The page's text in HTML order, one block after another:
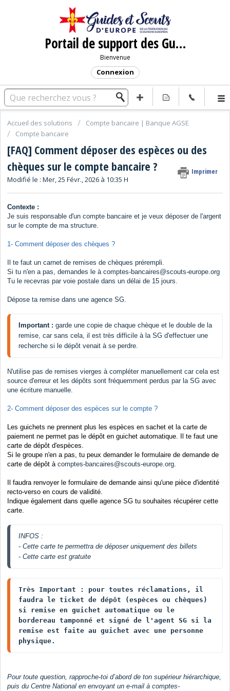
Portail de support des Guides et Scouts d'Europe
Bienvenue
Connexion
Accueil des solutions
Compte bancaire | Banque AGSE
Compte bancaire
[FAQ] Comment déposer des espèces ou des
chèques sur le compte bancaire ?
Imprimer
Modifié le : Mer, 25 Févr., 2026 à 10:35 H
Contexte :
Je suis responsable d'un compte bancaire et je veux déposer de l'argent
sur le compte de ma structure.
1- Comment déposer des chèques ?
Il te faut un carnet de remises de chèques prérempli.
Si tu n'en a pas, demandes le à comptes-bancaires@scouts-europe.org
Tu le recevras par voie postale dans un délai de 15 jours.
Dépose ta remise dans une agence SG.
Important : garde une copie de chaque chèque et le double de la
remise, car sans cela, il est très difficile à la SG d'effectuer une
recherche si le dépôt venait à se perdre.
N'utilise pas de remises vierges à compléter manuellement car cela est
source d'erreur et les dépôts sont fréquemment perdus par la SG avec
une écriture manuelle.
2- Comment déposer des espèces sur le compte ?
Les guichets ne prennent plus les espèces en sachet et la carte de
paiement ne permet pas le dépôt en guichet automatique. Il te faut une
carte de dépôt d'espèces.
Si le groupe n'en a pas, tu peux demander le formulaire de demande de
carte de dépôt à comptes-bancaires@scouts-europe.org
Il faudra renvoyer le formulaire de demande ainsi qu'une pièce d'identité
recto-verso en cours de validité.
Indique également dans quelle agence SG tu souhaites récupérer cette
carte.
INFOS :
- Cette carte te permettra de déposer uniquement des billets
- Cette carte est gratuite
Très Important : pour toutes réclamations, il
faudra le ticket de dépôt (espèces ou chèques)
si remise en guichet automatique ou le
bordereau tamponné et signé de l'agent SG si la
remise est faite au guichet avec une personne
physique.
Pour toute question, rapproche-toi d’abord de ton supérieur hiérarchique,
puis du Centre National en envoyant un e-mail à comptes-